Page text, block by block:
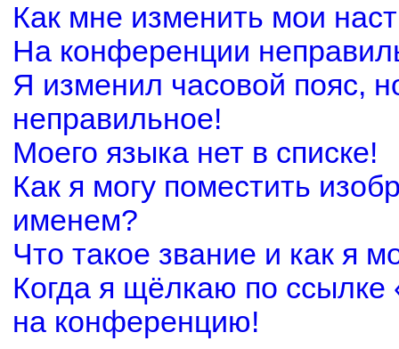
Как мне изменить мои
На конференции
Я изменил часовой пояс,
неправильное!
Моего языка нет в списке!
Как я могу поместить
именем?
Что такое звание и как я
Когда я щёлкаю по ссылке
на конференцию!